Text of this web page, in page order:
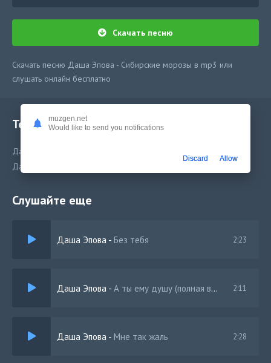
Скачать песню
Скачать песню Даша Эпова - Сибирские морозы в mp3 или
слушать онлайн бесплатно
Текст песни
Даша Эпова - Сибирские морозы
Даша Эпова - Сибирские морозы
Слушайте еще
Даша Эпова - Без тебя 2:23
Даша Эпова - А ты ему душу (полная версия) 2:11
Даша Эпова - Мне так жаль 2:28
muzgen.net
Would like to send you notifications
Discard Allow